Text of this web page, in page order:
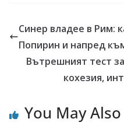
Синер владее в Рим:
Попирин и напред
Вътрешният тест
кохезия,
You May